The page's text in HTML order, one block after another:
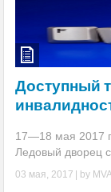
Доступный
17—18 мая 2017
Ледовый дворец
03 мая, 2017 | by